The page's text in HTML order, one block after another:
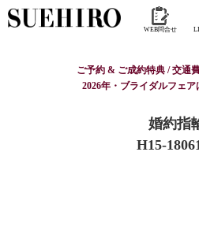
WEB問合せ
ご予約 & ご成約特典 / 交通
2026年・ブライダルフェ
婚約指
H15-